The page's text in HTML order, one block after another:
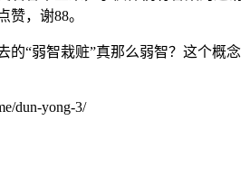
赞，谢88。
dun-yong-3/